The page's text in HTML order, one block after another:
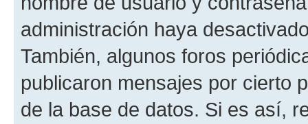
administración haya
También, algunos foros
publicaron mensajes por cierto
de la base de datos. Si es así,